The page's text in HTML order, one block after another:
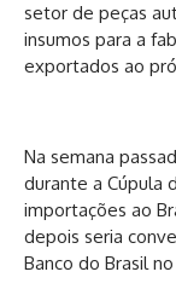
setor de peças
insumos para a
exportados ao
Na semana
durante a Cúpula
importações ao
depois seria
Banco do Brasil